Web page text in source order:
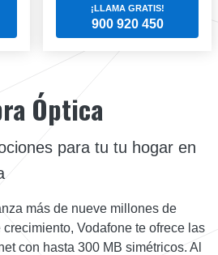
¡LLAMA GRATIS!
900 920 450
Óptica
para tu tu hogar en
más de nueve millones de
Vodafone te ofrece las
con hasta 300 MB simétricos. Al